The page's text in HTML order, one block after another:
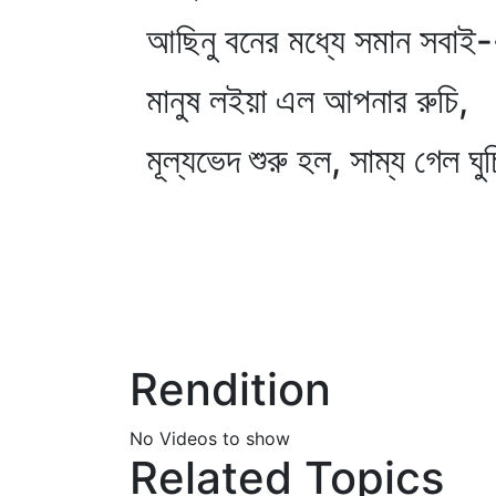
আছিনু বনের মধ্যে সমান
মানুষ লইয়া এল আপনার রুচি,
মূল্যভেদ শুরু হল, সাম্য গেল
Rendition
No Videos to show
Related Topics